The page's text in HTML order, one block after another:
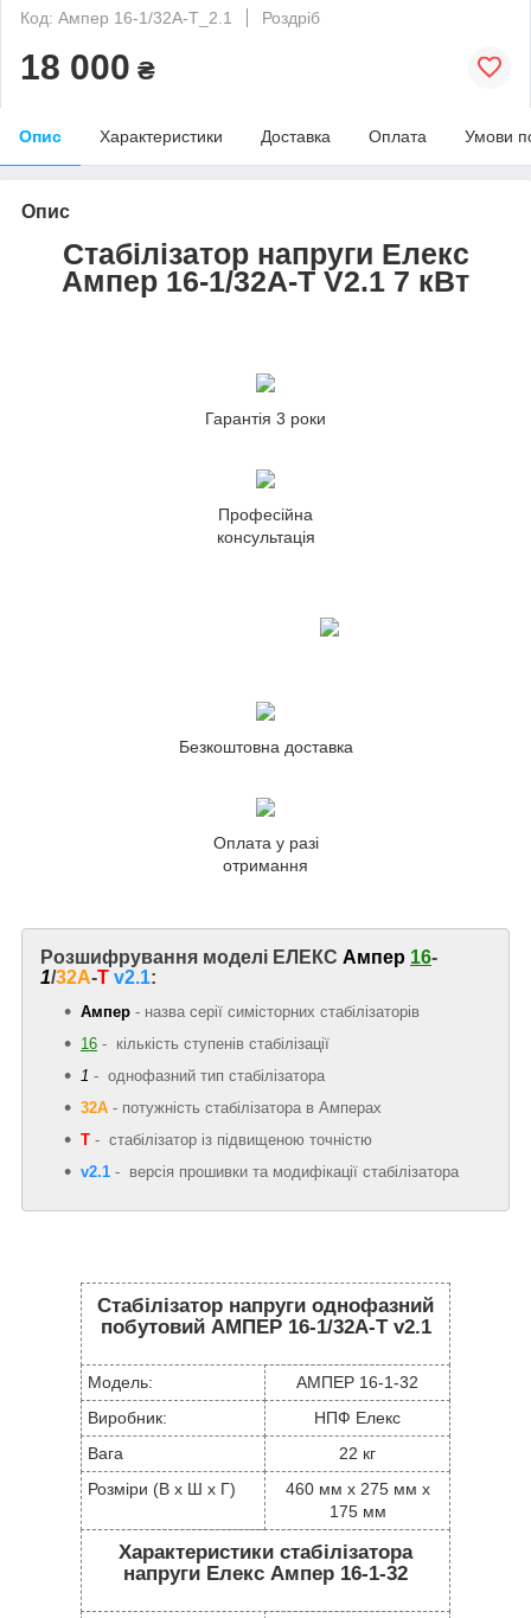
Код: Ампер 16-1/32А-Т_2.1
Роздріб
18 000 ₴
Опис Характеристики Доставка Оплата Умови
Опис
Стабілізатор напруги Елекс
Ампер 16-1/32A-Т V2.1 7 кВт
Гарантія 3 роки
Професійна
консультація
Безкоштовна доставка
Оплата у разі
отримання
Розшифрування моделі ЕЛЕКС Ампер 16-
1/32A-Т v2.1:
Ампер - назва серії симісторних стабілізаторів
16 - кількість ступенів стабілізації
1 - однофазний тип стабілізатора
32А - потужність стабілізатора в Амперах
Т - стабілізатор із підвищеною точністю
v2.1 - версія прошивки та модифікації стабілізатора
Стабілізатор напруги однофазний
побутовий АМПЕР 16-1/32A-Т v2.1
Модель:
АМПЕР 16-1-32
Виробник:
НПФ Елекс
Вага
22 кг
Розміри (В х Ш х Г)
460 мм x 275 мм x
175 мм
Характеристики стабілізатора
напруги Елекс Ампер 16-1-32